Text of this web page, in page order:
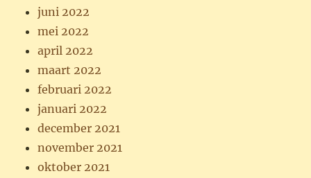
juni 2022
mei 2022
april 2022
maart 2022
februari 2022
januari 2022
december 2021
november 2021
oktober 2021